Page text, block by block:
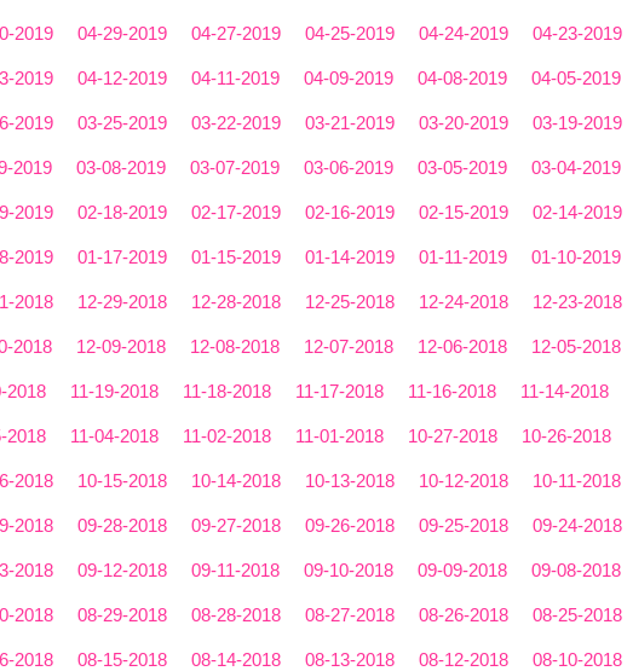
2019 04-29-2019 04-27-2019 04-25-2019 04-24-2019 04-23-2019
2019 04-12-2019 04-11-2019 04-09-2019 04-08-2019 04-05-2019
2019 03-25-2019 03-22-2019 03-21-2019 03-20-2019 03-19-2019
2019 03-08-2019 03-07-2019 03-06-2019 03-05-2019 03-04-2019
2019 02-18-2019 02-17-2019 02-16-2019 02-15-2019 02-14-2019
2019 01-17-2019 01-15-2019 01-14-2019 01-11-2019 01-10-2019
2018 12-29-2018 12-28-2018 12-25-2018 12-24-2018 12-23-2018
2018 12-09-2018 12-08-2018 12-07-2018 12-06-2018 12-05-2018
2018 11-19-2018 11-18-2018 11-17-2018 11-16-2018 11-14-2018
2018 11-04-2018 11-02-2018 11-01-2018 10-27-2018 10-26-2018
2018 10-15-2018 10-14-2018 10-13-2018 10-12-2018 10-11-2018
2018 09-28-2018 09-27-2018 09-26-2018 09-25-2018 09-24-2018
2018 09-12-2018 09-11-2018 09-10-2018 09-09-2018 09-08-2018
2018 08-29-2018 08-28-2018 08-27-2018 08-26-2018 08-25-2018
2018 08-15-2018 08-14-2018 08-13-2018 08-12-2018 08-10-2018